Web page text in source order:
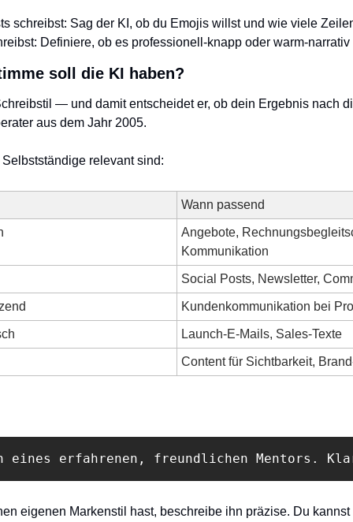
schreibst: Sag der KI, ob du Emojis willst und wie viele
Definiere, ob es professionell-knapp oder warm-
soll die KI haben?
— und damit entscheidet er, ob dein Ergebnis nach
aus dem Jahr 2005.
relevant sind:
Wann passend
Angebote,
Kommunikation
Social Posts, Newsletter,
Kundenkommunikation bei
Launch-E-Mails, Sales-Texte
Content für Sichtbarkeit,
eines erfahrenen, freundlichen Mentors.
eigenen Markenstil hast, beschreibe ihn präzise. Du